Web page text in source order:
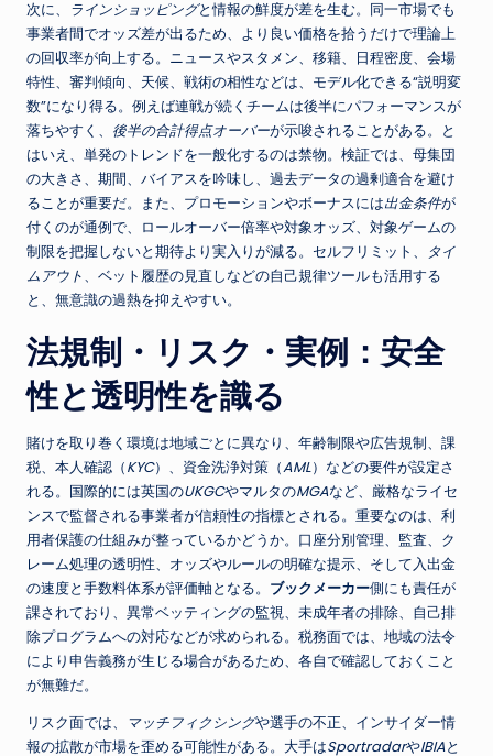
次に、
ラインショッピングと情報の鮮度が差を生む。同一市場でも
事業者間でオッズ差が出るため、より良い価格を拾うだけで理論上
の回収率が向上する。ニュースやスタメン、移籍、日程密度、会場
特性、審判傾向、天候、戦術の相性などは、モデル化できる“説明変
数”になり得る。例えば連戦が続くチームは後半にパフォーマンスが
落ちやすく、 後半の合計得点オーバーが示唆されることがある。と
はいえ、単発のトレンドを一般化するのは禁物。検証では、母集団
の大きさ、期間、バイアスを吟味し、過去データの過剰適合を避け
ることが重要だ。また、プロモーションやボーナスには出金条件が
付くのが通例で、ロールオーバー倍率や対象オッズ、対象ゲームの
制限を把握しないと期待より実入りが減る。セルフリミット、
タイ
ムアウト、ベット履歴の見直しなどの自己規律ツールも活用する
と、無意識の過熱を抑えやすい。
法規制・リスク・実例：安全
性と透明性を識る
賭けを取り巻く環境は地域ごとに異なり、年齢制限や広告規制、課
税、本人確認（KYC）、資金洗浄対策（AML）などの要件が設定さ
れる。国際的には英国のUKGCやマルタのMGAなど、厳格なライセ
ンスで監督される事業者が信頼性の指標とされる。重要なのは、利
用者保護の仕組みが整っているかどうか。口座分別管理、監査、ク
レーム処理の透明性、オッズやルールの明確な提示、そして入出金
の速度と手数料体系が評価軸となる。 ブックメーカー側にも責任が
課されており、異常ベッティングの監視、未成年者の排除、自己排
除プログラムへの対応などが求められる。税務面では、地域の法令
により申告義務が生じる場合があるため、各自で確認しておくこと
が無難だ。
リスク面では、
マッチフィクシングや選手の不正、インサイダー情
報の拡散が市場を歪める可能性がある。大手はSportradarやIBIAと